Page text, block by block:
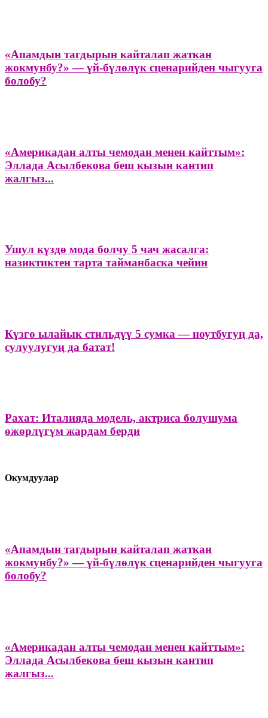
«Апамдын тагдырын кайталап жаткан
жокмунбу?» — үй-бүлөлүк сценарийден чыгууга
болобу?
«Америкадан алты чемодан менен кайттым»:
Эллада Асылбекова беш кызын кантип
жалгыз...
Ушул күздө мода болчу 5 чач жасалга:
назиктиктен тарта тайманбаска чейин
Күзгө ылайык стильдүү 5 сумка — ноутбугуң да,
сулуулугуң да батат!
Рахат: Италияда модель, актриса болушума
өжөрлүгүм жардам берди
Окумдуулар
«Апамдын тагдырын кайталап жаткан
жокмунбу?» — үй-бүлөлүк сценарийден чыгууга
болобу?
«Америкадан алты чемодан менен кайттым»:
Эллада Асылбекова беш кызын кантип
жалгыз...